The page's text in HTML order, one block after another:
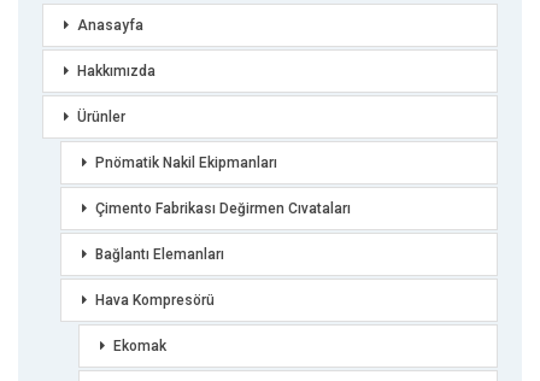
Anasayfa
Hakkımızda
Ürünler
Pnömatik Nakil Ekipmanları
Çimento Fabrikası Değirmen Cıvataları
Bağlantı Elemanları
Hava Kompresörü
Ekomak